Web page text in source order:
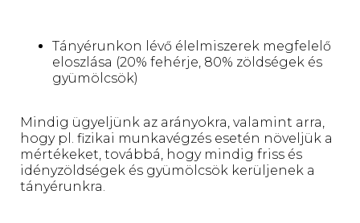
Tányérunkon lévő élelmiszerek megfelelő
eloszlása (20% fehérje, 80% zöldségek és
gyümölcsök)
Mindig ügyeljünk az arányokra, valamint arra,
hogy pl. fizikai munkavégzés esetén növeljük a
mértékeket, továbbá, hogy mindig friss és
idényzöldségek és gyümölcsök kerüljenek a
tányérunkra.